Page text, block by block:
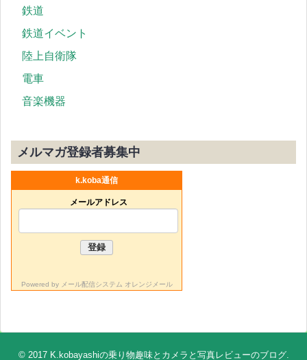
鉄道
鉄道イベント
陸上自衛隊
電車
音楽機器
メルマガ登録者募集中
k.koba通信
メールアドレス
Powered by メール配信システム オレンジメール
© 2017 K.kobayashiの乗り物趣味とカメラと写真レビューのブログ.